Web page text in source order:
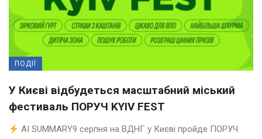
ПОДІЇ
У Києві відбудеться масштабний міський
фестиваль ПОРУЧ KYIV FEST
AI SUMMARY9 серпня на ВДНГ у Києві пройде ПОРУЧ